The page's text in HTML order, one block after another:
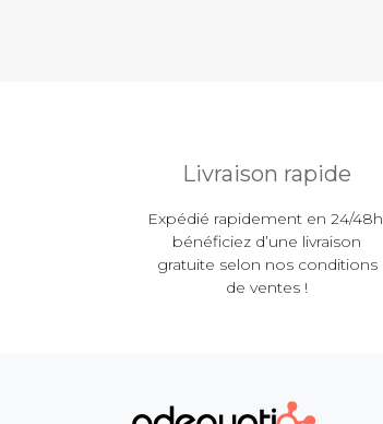
Livraison rapide
Expédié rapidement en 24/48h,
bénéficiez d’une livraison
gratuite selon nos conditions
de ventes !